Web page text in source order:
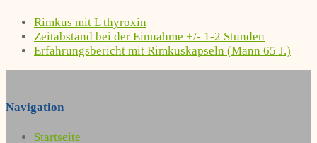
Rimkus mit L thyroxin
Zeitabstand bei der Einnahme +/- 1-2 Stunden
Erfahrungsbericht mit Rimkuskapseln (Mann 65 J.)
Navigation
Startseite